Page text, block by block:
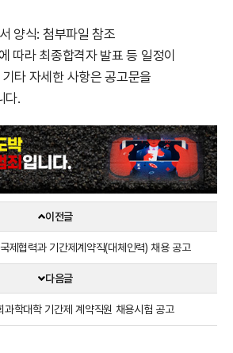
양식: 첨부파일 참조
따라 최종합격자 발표 등 일정이
타 자세한 사항은 공고문을
다.
이전글
제협력과 기간제계약직(대체인력) 채용 공고
다음글
과학대학 기간제 계약직원 채용시험 공고